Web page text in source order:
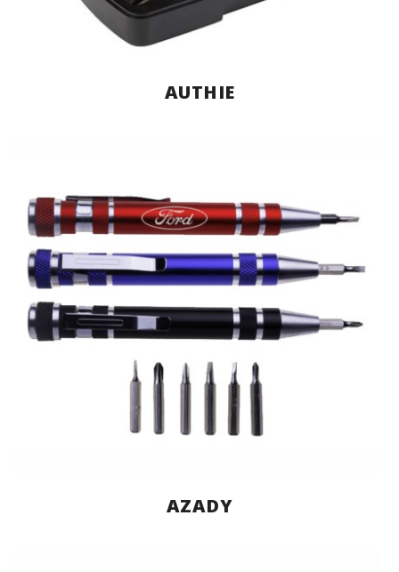
AUTHIE
AZADY